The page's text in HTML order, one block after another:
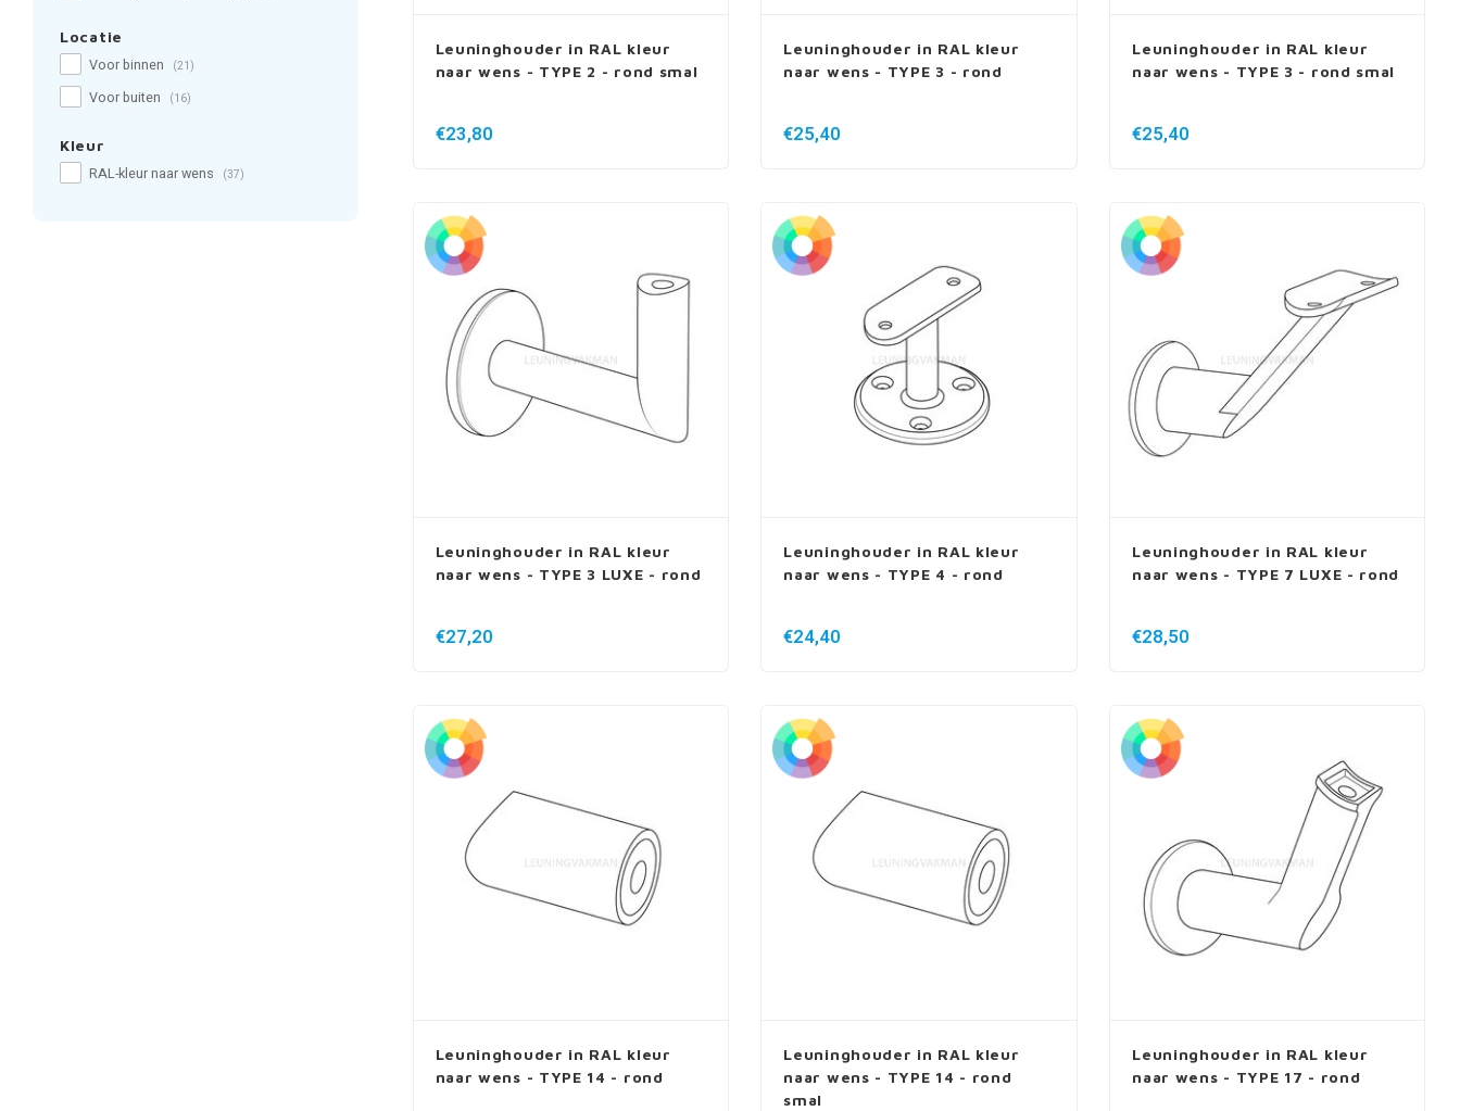
Locatie
Voor binnen (21)
Voor buiten (16)
Kleur
RAL-kleur naar wens (37)
Leuninghouder in RAL kleur
naar wens - TYPE 2 - rond smal
€23,80
Leuninghouder in RAL kleur
naar wens - TYPE 3 - rond
€25,40
Leuninghouder in RAL kleur
naar wens - TYPE 3 - rond smal
€25,40
Leuninghouder in RAL kleur
naar wens - TYPE 3 LUXE - rond
€27,20
Leuninghouder in RAL kleur
naar wens - TYPE 4 - rond
€24,40
Leuninghouder in RAL kleur
naar wens - TYPE 7 LUXE - rond
€28,50
Leuninghouder in RAL kleur
naar wens - TYPE 14 - rond
Leuninghouder in RAL kleur
naar wens - TYPE 14 - rond
smal
Leuninghouder in RAL kleur
naar wens - TYPE 17 - rond